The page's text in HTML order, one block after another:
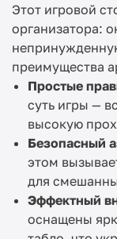
Этот игровой
организатора:
преимущества
Простые
суть игры —
высокую
Безопасный
этом
для
Эффектный
оснащены